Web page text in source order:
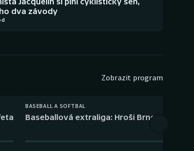
dva závody
Zobrazit program
BASEBALL A SOFTBAL
Baseballová extraliga: Hroši Brno – Eagles